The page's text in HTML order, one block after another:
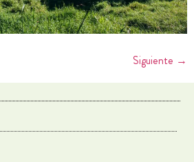
Siguiente →